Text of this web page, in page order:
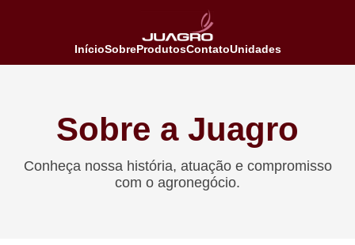
InícioSobreProdutosContatoUnidades
Sobre a Juagro
Conheça nossa história, atuação e compromisso
com o agronegócio.